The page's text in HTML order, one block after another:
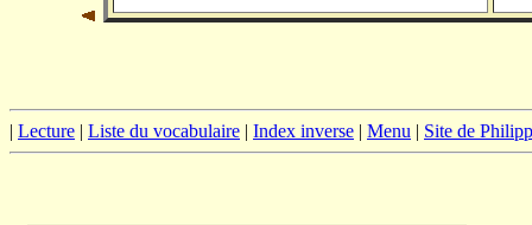
| Lecture | Liste du vocabulaire | Index inverse | Menu | Site de